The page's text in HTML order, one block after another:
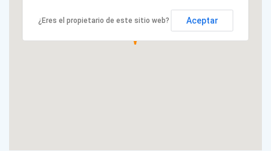
¿Eres el propietario de este sitio web? Aceptar